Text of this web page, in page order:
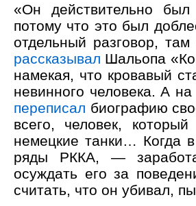
«Он действительно
потому что это был
отдельный разговор,
рассказывал Шальопа
намекая, что кровавый
невинного человека. А
переписал биографию
всего, человек,
немецкие танки… Когда
ряды РККА, —
осуждать его за
считать, что он убивал,